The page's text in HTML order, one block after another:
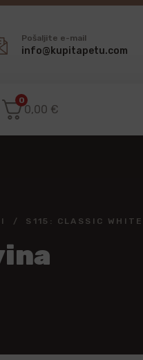
Pošaljite e-mail
info@kupitapetu.com
0
0,00 €
S115: CLASSIC WHITE